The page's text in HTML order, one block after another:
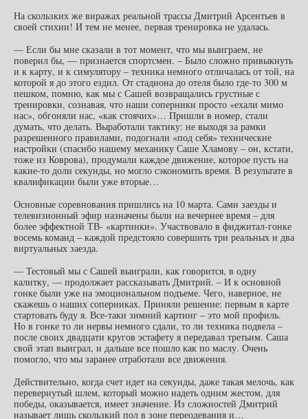
На скользких же виражах реальной трассы Дмитрий Арсентьев в
своей стихии! И тем не менее, первая тренировка не удалась.
— Если бы мне сказали в тот момент, что мы выиграем, не
поверил бы, — признается спортсмен. – Было сложно привыкнуть
и к карту, и к симулятору – техника немного отличалась от той, на
которой я до этого ездил. От стадиона до отеля было где-то 300 м
пешком, помню, как мы с Сашей возвращались грустные с
тренировки, сознавая, что наши соперники просто «ехали мимо
нас», обгоняли нас, «как стоячих»… Пришли в номер, стали
думать, что делать. Выработали тактику: не выходя за рамки
разрешенного правилами, подогнали «под себя» технические
настройки (спасибо нашему механику Саше Хламову – он, кстати,
тоже из Коврова), продумали каждое движение, которое пусть на
какие-то доли секунды, но могло сэкономить время. В результате в
квалификации были уже вторые…
Основные соревнования пришлись на 10 марта. Сами заезды и
телевизионный эфир назначены были на вечернее время – для
более эффектной ТВ- «картинки». Участвовало в фиджитал-гонке
восемь команд – каждой предстояло совершить три реальных и два
виртуальных заезда.
— Тестовый мы с Сашей выиграли, как говорится, в одну
калитку, — продолжает рассказывать Дмитрий. – И к основной
гонке были уже на эмоциональном подъеме. Чего, наверное, не
скажешь о наших соперниках. Приняли решение: первым в карте
стартовать буду я. Все-таки зимний картинг – это мой профиль.
Но в гонке то ли нервы немного сдали, то ли техника подвела –
после своих двадцати кругов эстафету я передавал третьим. Саша
свой этап выиграл, и дальше все пошло как по маслу. Очень
помогло, что мы заранее отработали все движения.
Действительно, когда счет идет на секунды, даже такая мелочь, как
перевернутый шлем, который можно надеть одним жестом, для
победы, оказывается, имеет значение. Из сложностей Дмитрий
называет лишь скользкий пол в зоне переодевания и…